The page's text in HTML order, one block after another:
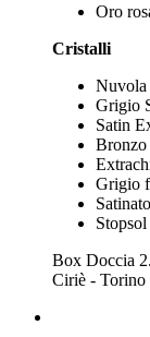
Oro
Cristalli
Nuvola
Grigio
Satin
Bronzo
Grigio
Satinato
Stopsol
Box Doccia
Ciriè - Torino